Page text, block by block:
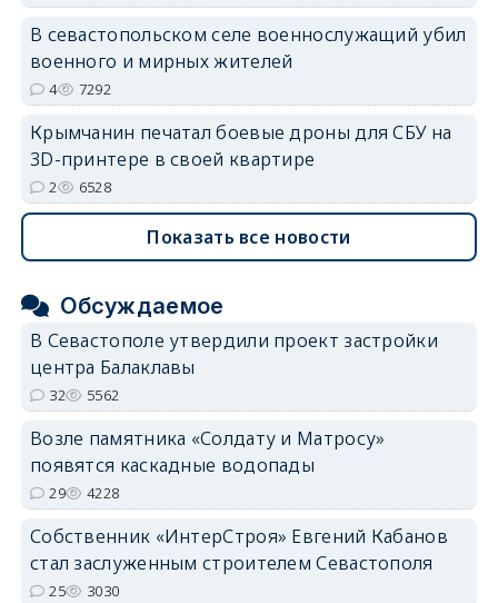
В севастопольском селе военнослужащий убил
военного и мирных жителей
4 7292
Крымчанин печатал боевые дроны для СБУ на
3D-принтере в своей квартире
2 6528
Показать все новости
Обсуждаемое
В Севастополе утвердили проект застройки
центра Балаклавы
32 5562
Возле памятника «Солдату и Матросу»
появятся каскадные водопады
29 4228
Собственник «ИнтерСтроя» Евгений Кабанов
стал заслуженным строителем Севастополя
25 3030